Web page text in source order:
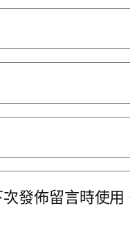
發佈留言時使用